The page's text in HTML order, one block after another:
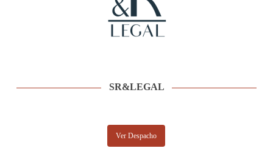
SR&LEGAL
Ver Despacho